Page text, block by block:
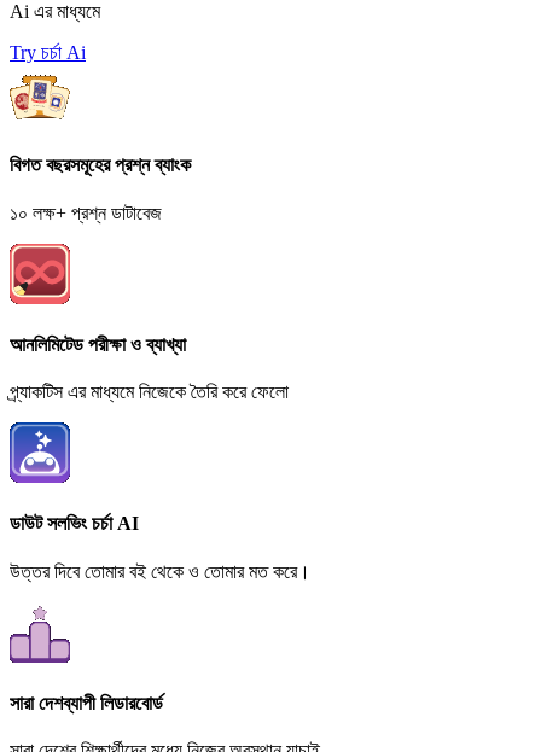
Ai এর মাধ্যমে
Try চর্চা Ai
বিগত বছরসমূহের প্রশ্ন ব্যাংক
১০ লক্ষ+ প্রশ্ন ডাটাবেজ
আনলিমিটেড পরীক্ষা ও ব্যাখ্যা
প্র্যাকটিস এর মাধ্যমে নিজেকে তৈরি করে ফেলো
ডাউট সলভিং চর্চা AI
উত্তর দিবে তোমার বই থেকে ও তোমার মত করে।
সারা দেশব্যাপী লিডারবোর্ড